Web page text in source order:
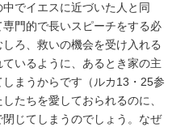
でイエスに近づいた人と同
門的で長いスピーチをする必
ろ、救いの機会を受け入れる
いるように、あるとき家の主
まうからです（ルカ13・25参
たちを愛しておられるのに、
じてしまうのでしょう。なぜ